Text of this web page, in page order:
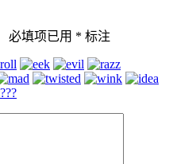
必填项已用 * 标注